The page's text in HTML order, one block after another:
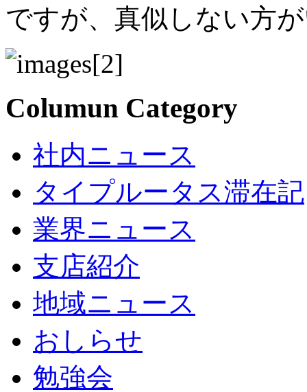
ですが、真似しない方
Columun Category
社内ニュース
タイプルータス滞在記
業界ニュース
支店紹介
地域ニュース
おしらせ
勉強会